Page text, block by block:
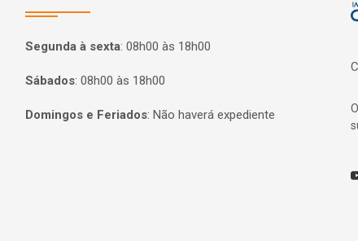
Segunda à sexta: 08h00 às 18h00
Sábados: 08h00 às 18h00
Domingos e Feriados: Não haverá expediente